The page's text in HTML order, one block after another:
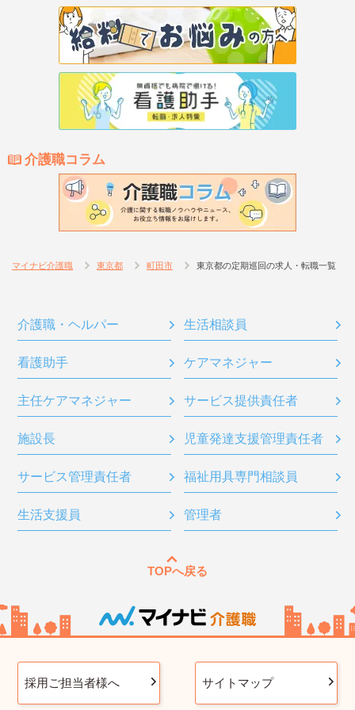
介護職コラム
マイナビ介護職 東京都 町田市 東京都の定期巡回の求人・転職一覧
介護職・ヘルパー 生活相談員
看護助手 ケアマネジャー
主任ケアマネジャー サービス提供責任者
施設長 児童発達支援管理責任者
サービス管理責任者 福祉用具専門相談員
生活支援員 管理者
TOPへ戻る
採用ご担当者様へ サイトマップ